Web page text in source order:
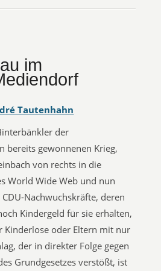
im
Tautenhahn
der
bereits gewonnenen Krieg,
von rechts in die
World Wide Web und nun
Nachwuchskräfte, deren
Kindergeld für sie erhalten,
Kinderlose oder Eltern mit nur
der in direkter Folge gegen
Grundgesetzes verstößt, ist